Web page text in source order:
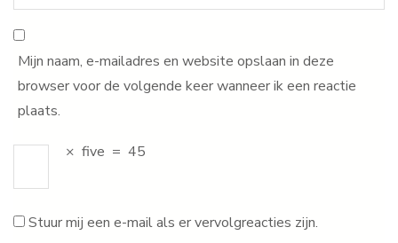
Mijn naam, e-mailadres en website opslaan in deze
browser voor de volgende keer wanneer ik een reactie
plaats.
× five = 45
Stuur mij een e-mail als er vervolgreacties zijn.